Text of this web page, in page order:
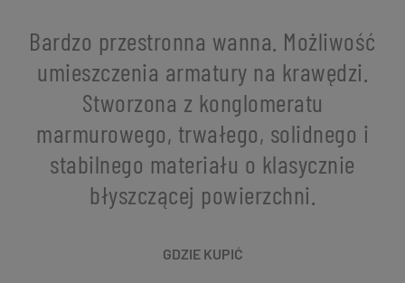
Bardzo przestronna wanna. Możliwość
umieszczenia armatury na krawędzi.
Stworzona z konglomeratu
marmurowego, trwałego, solidnego i
stabilnego materiału o klasycznie
błyszczącej powierzchni.
GDZIE KUPIĆ